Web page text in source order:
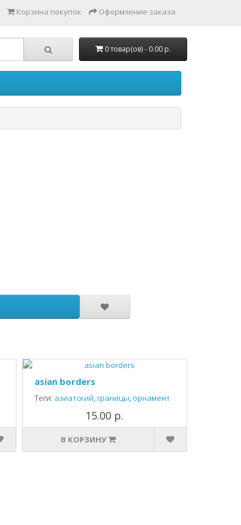
Корзина покупок Оформление заказа
0 товар(ов) - 0.00 р.
asian borders
Теги: азиатский,границы,орнамент
15.00 р.
В КОРЗИНУ